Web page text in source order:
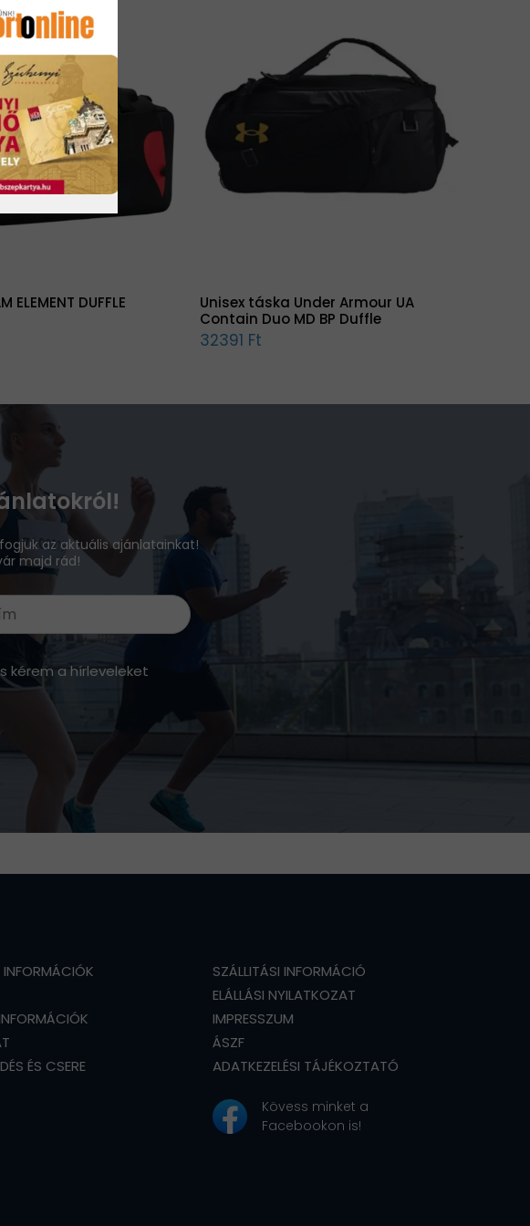
ELEMENT DUFFLE
Unisex táska Under Armour UA
Contain Duo MD BP Duffle
32391 Ft
az aktuális ajánlatainkat!
majd rád!
kérem a hírleveleket
INFORMÁCIÓK
ÉS CSERE
SZÁLLITÁSI INFORMÁCIÓ
ELÁLLÁSI NYILATKOZAT
IMPRESSZUM
ÁSZF
ADATKEZELÉSI TÁJÉKOZTATÓ
Kövess minket a
Facebookon is!